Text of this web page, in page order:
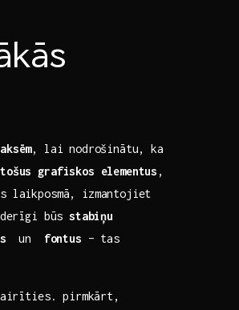
,⁤ lai nodrošinātu, ⁢ka
grafiskos elementus ,
‍laikposmā, izmantojiet
būsstabiņu
⁢ un ‍ fontus – ⁣tas
pirmkārt,